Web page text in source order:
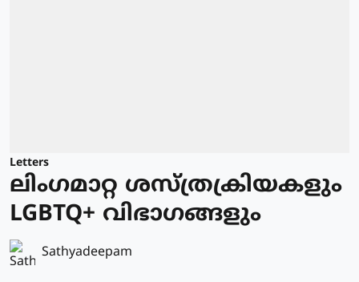
Letters
ലിംഗമാറ്റ ശസ്ത്രക്രിയകളും
LGBTQ+ വിഭാഗങ്ങളും
Sathyadeepam